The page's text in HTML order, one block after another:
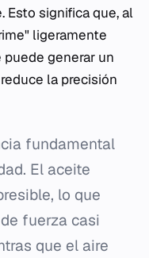
Esto significa que, al
ligeramente
generar un
la precisión
fundamental
El aceite
lo que
fuerza casi
que el aire